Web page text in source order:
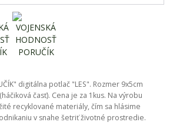
digitálna potlač "LES". Rozmer 9x5cm
časť). Cena je za 1kus. Na výrobu
recyklované materiály, čím sa hlásime
v snahe šetriť životné prostredie.